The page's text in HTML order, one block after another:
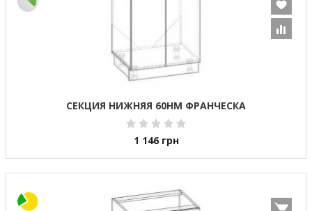
СЕКЦИЯ НИЖНЯЯ 60НМ ФРАНЧЕСКА
1 146 грн